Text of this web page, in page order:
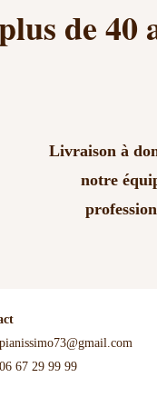
de 40
Livraison à
notre
pianissimo73@gmail.com
06 67 29 99 99